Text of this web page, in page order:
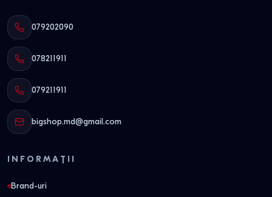
079202090
078211911
079211911
bigshop.md@gmail.com
INFORMAȚII
Brand-uri